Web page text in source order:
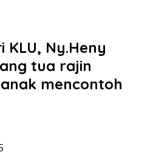
Ny.Heny
tua rajin
mencontoh